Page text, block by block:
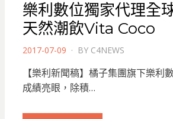
樂利數位獨家代理全
天然潮飲Vita Coco
POSTED
2017-07-09 BY C4NEWS
【樂利新聞稿】橘子集團旗下樂利
成績亮眼，除積…